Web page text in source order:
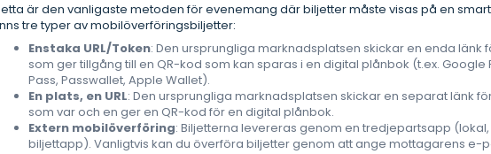
är den vanligaste metoden för evenemang där biljetter måste visas på en
tre typer av mobilöverföringsbiljetter:
Enstaka URL/Token: Den ursprungliga marknadsplatsen skickar en enda länk
som ger tillgång till en QR-kod som kan sparas i en digital plånbok (t.ex. Google
Pass, Passwallet, Apple Wallet).
En plats, en URL: Den ursprungliga marknadsplatsen skickar en separat länk
som var och en ger en QR-kod för en digital plånbok.
Extern mobilöverföring: Biljetterna levereras genom en tredjepartsapp
biljettapp). Vanligtvis kan du överföra biljetter genom att ange mottagarens e-